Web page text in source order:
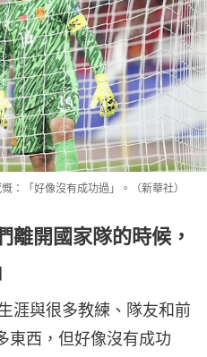
：「好像沒有成功過」。（新華社）
離開國家隊的時候，
涯與很多教練、隊友和前
東西，但好像沒有成功